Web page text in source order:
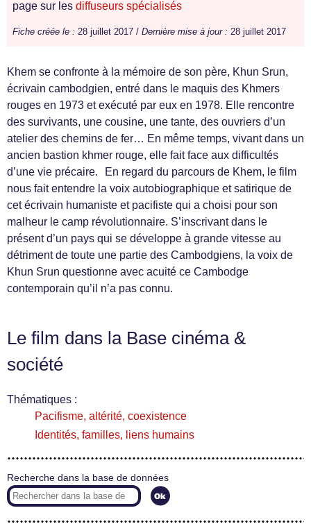
page sur les diffuseurs spécialisés
Fiche créée le : 28 juillet 2017 / Dernière mise à jour : 28 juillet 2017
Khem se confronte à la mémoire de son père, Khun Srun,
écrivain cambodgien, entré dans le maquis des Khmers
rouges en 1973 et exécuté par eux en 1978. Elle rencontre
des survivants, une cousine, une tante, des ouvriers d’un
atelier des chemins de fer… En même temps, vivant dans un
ancien bastion khmer rouge, elle fait face aux difficultés
d’une vie précaire. En regard du parcours de Khem, le film
nous fait entendre la voix autobiographique et satirique de
cet écrivain humaniste et pacifiste qui a choisi pour son
malheur le camp révolutionnaire. S’inscrivant dans le
présent d’un pays qui se développe à grande vitesse au
détriment de toute une partie des Cambodgiens, la voix de
Khun Srun questionne avec acuité ce Cambodge
contemporain qu’il n’a pas connu.
Le film dans la Base cinéma &
société
Thématiques :
Pacifisme, altérité, coexistence
Identités, familles, liens humains
Recherche dans la base de données